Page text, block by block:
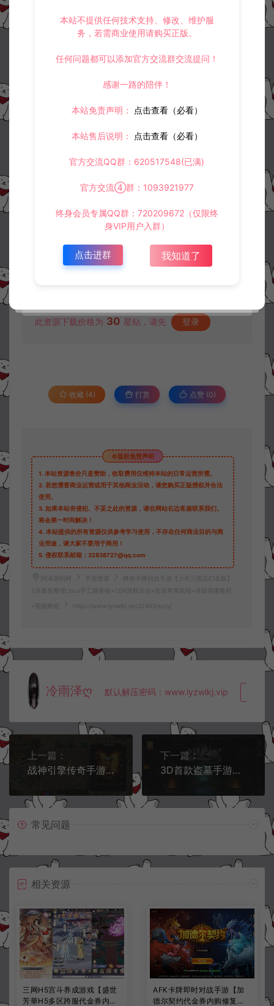
此资源下载价格为 30 星钻，请先 登录
收藏 (4) 打赏 点赞 (0)
©版权免责声明
1. 本站资源售价只是赞助，收取费用仅维持本站的日常运营所需。
2. 若您需要商业运营或用于其他商业活动，请您购买正版授权并合法
使用。
3. 如果本站有侵犯、不妥之处的资源，请在网站右边客服联系我们。
将会第一时间解决！
4. 本站提供的所有资源仅供参考学习使用，不存在任何商业目的与商
业用途，请大家不要用于商用！
5. 侵权联系邮箱：32838727@qq.com
阿泽源码网 手游资源
稀有卡牌回合手游【少年三国志幻金版】
5月最新整理Linux手工服务端+CDK授权后台+安卓苹果双端+详细搭建教程
+视频教程 https://www.lyzwlkj.vip/32463/syzy/
冷雨泽ღ 默认解压密码：www.lyzwlkj.vip
上一篇：
战神引擎传奇手游【特色复古热血屠龙-小兰免授权版】5月最新整理Win一键服务端+GM授权后台+安卓苹果双端+详细搭建教程+视频教程
下一篇：
3D首款盗墓手游【寻龙诀之鬼语迷城】5月最新整理Linux手工服务端+管理后台+CDK授权物品后台+安卓苹果双端+详细搭建教程+视频教程
常见问题
相关资源
三网H5宫斗养成游戏【盛世
芳華H5多区跨服代金券内购
AFK卡牌即时对战手游【加
德尔契约代金券内购修复
本站不提供任何技术支持、修改、维护服
务，若需商业使用请购买正版。
任何问题都可以添加官方交流群交流提问！
感谢一路的陪伴！
本站免责声明： 点击查看（必看）
本站售后说明： 点击查看（必看）
官方交流QQ群：620517548(已满)
官方交流④群：1093921977
终身会员专属QQ群：720209672（仅限终
身VIP用户入群）
点击进群 我知道了